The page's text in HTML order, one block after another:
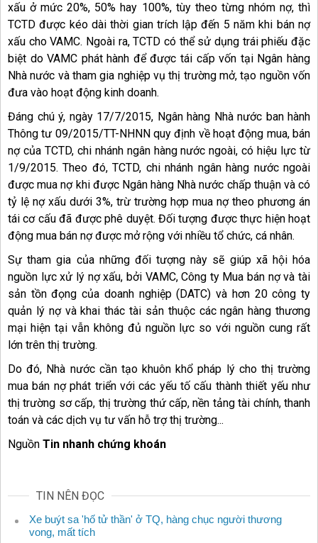
xấu ở mức 20%, 50% hay 100%, tùy theo từng nhóm nợ, thì
TCTD được kéo dài thời gian trích lập đến 5 năm khi bán nợ
xấu cho VAMC. Ngoài ra, TCTD có thể sử dụng trái phiếu đặc
biệt do VAMC phát hành để được tái cấp vốn tại Ngân hàng
Nhà nước và tham gia nghiệp vụ thị trường mở, tạo nguồn vốn
đưa vào hoạt động kinh doanh.
Đáng chú ý, ngày 17/7/2015, Ngân hàng Nhà nước ban hành
Thông tư 09/2015/TT-NHNN quy định về hoạt động mua, bán
nợ của TCTD, chi nhánh ngân hàng nước ngoài, có hiệu lực từ
1/9/2015. Theo đó, TCTD, chi nhánh ngân hàng nước ngoài
được mua nợ khi được Ngân hàng Nhà nước chấp thuận và có
tỷ lệ nợ xấu dưới 3%, trừ trường hợp mua nợ theo phương án
tái cơ cấu đã được phê duyệt. Đối tượng được thực hiện hoạt
động mua bán nợ được mở rộng với nhiều tổ chức, cá nhân.
Sự tham gia của những đối tượng này sẽ giúp xã hội hóa
nguồn lực xử lý nợ xấu, bởi VAMC, Công ty Mua bán nợ và tài
sản tồn đọng của doanh nghiệp (DATC) và hơn 20 công ty
quản lý nợ và khai thác tài sản thuộc các ngân hàng thương
mại hiện tại vẫn không đủ nguồn lực so với nguồn cung rất
lớn trên thị trường.
Do đó, Nhà nước cần tạo khuôn khổ pháp lý cho thị trường
mua bán nợ phát triển với các yếu tố cấu thành thiết yếu như
thị trường sơ cấp, thị trường thứ cấp, nền tảng tài chính, thanh
toán và các dịch vụ tư vấn hỗ trợ thị trường...
Nguồn Tin nhanh chứng khoán
TIN NÊN ĐỌC
Xe buýt sa 'hố tử thần' ở TQ, hàng chục người thương
vong, mất tích